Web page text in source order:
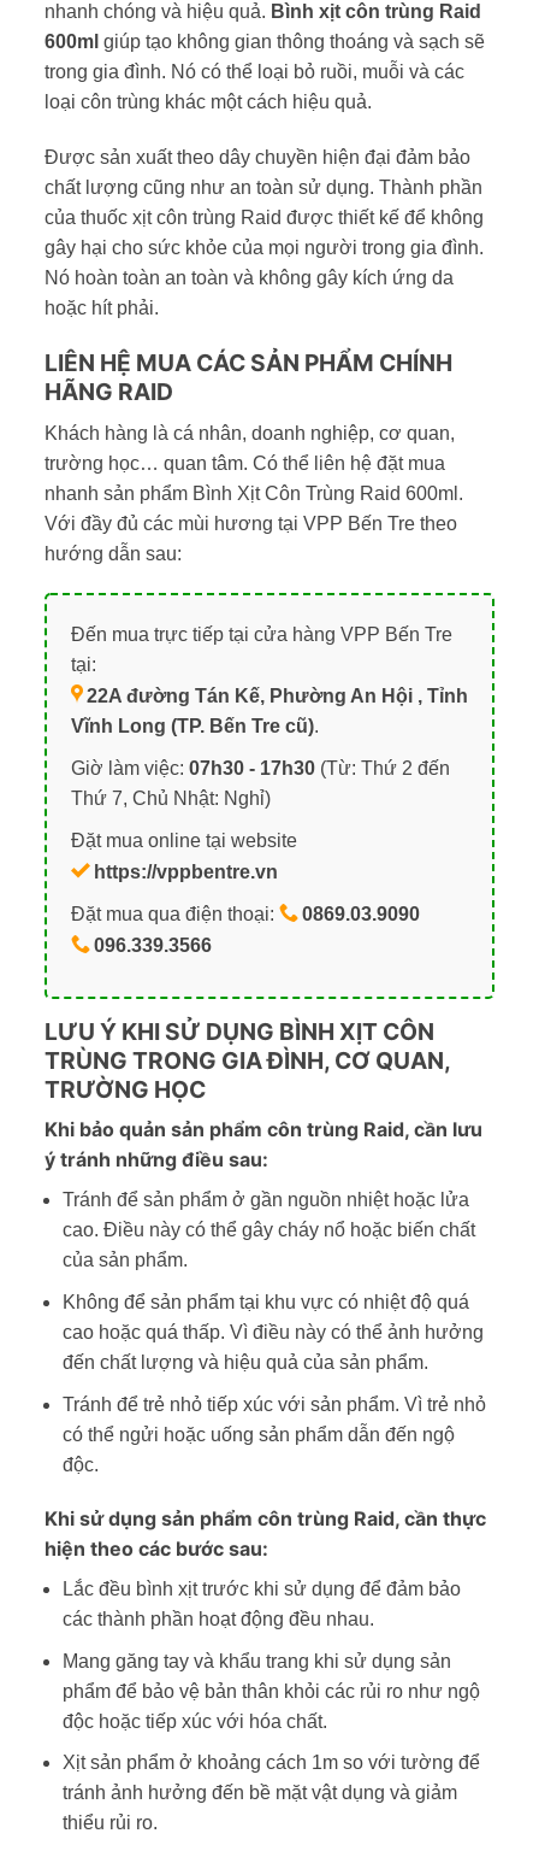
nhanh chóng và hiệu quả. Bình xịt côn trùng Raid
600ml giúp tạo không gian thông thoáng và sạch sẽ
trong gia đình. Nó có thể loại bỏ ruồi, muỗi và các
loại côn trùng khác một cách hiệu quả.
Được sản xuất theo dây chuyền hiện đại đảm bảo
chất lượng cũng như an toàn sử dụng. Thành phần
của thuốc xịt côn trùng Raid được thiết kế để không
gây hại cho sức khỏe của mọi người trong gia đình.
Nó hoàn toàn an toàn và không gây kích ứng da
hoặc hít phải.
LIÊN HỆ MUA CÁC SẢN PHẨM CHÍNH
HÃNG RAID
Khách hàng là cá nhân, doanh nghiệp, cơ quan,
trường học… quan tâm. Có thể liên hệ đặt mua
nhanh sản phẩm Bình Xịt Côn Trùng Raid 600ml.
Với đầy đủ các mùi hương tại VPP Bến Tre theo
hướng dẫn sau:
Đến mua trực tiếp tại cửa hàng VPP Bến Tre
tại:
22A đường Tán Kế, Phường An Hội , Tỉnh
Vĩnh Long (TP. Bến Tre cũ).
Giờ làm việc: 07h30 - 17h30(Từ: Thứ 2 đến
Thứ 7, Chủ Nhật: Nghỉ)
Đặt mua online tại website
https://vppbentre.vn
Đặt mua qua điện thoại:
0869.03.9090
096.339.3566
LƯU Ý KHI SỬ DỤNG BÌNH XỊT CÔN
TRÙNG TRONG GIA ĐÌNH, CƠ QUAN,
TRƯỜNG HỌC
Khi bảo quản sản phẩm côn trùng Raid, cần lưu
ý tránh những điều sau:
Tránh để sản phẩm ở gần nguồn nhiệt hoặc lửa
cao. Điều này có thể gây cháy nổ hoặc biến chất
của sản phẩm.
Không để sản phẩm tại khu vực có nhiệt độ quá
cao hoặc quá thấp. Vì điều này có thể ảnh hưởng
đến chất lượng và hiệu quả của sản phẩm.
Tránh để trẻ nhỏ tiếp xúc với sản phẩm. Vì trẻ nhỏ
có thể ngửi hoặc uống sản phẩm dẫn đến ngộ
độc.
Khi sử dụng sản phẩm côn trùng Raid, cần thực
hiện theo các bước sau:
Lắc đều bình xịt trước khi sử dụng để đảm bảo
các thành phần hoạt động đều nhau.
Mang găng tay và khẩu trang khi sử dụng sản
phẩm để bảo vệ bản thân khỏi các rủi ro như ngộ
độc hoặc tiếp xúc với hóa chất.
Xịt sản phẩm ở khoảng cách 1m so với tường để
tránh ảnh hưởng đến bề mặt vật dụng và giảm
thiểu rủi ro.